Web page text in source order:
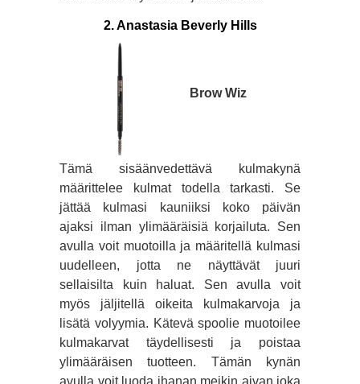
2. Anastasia Beverly Hills
Brow Wiz
Tämä sisäänvedettävä kulmakynä
määrittelee kulmat todella tarkasti. Se
jättää kulmasi kauniiksi koko päivän
ajaksi ilman ylimääräisiä korjailuta. Sen
avulla voit muotoilla ja määritellä kulmasi
uudelleen, jotta ne näyttävät juuri
sellaisilta kuin haluat. Sen avulla voit
myös jäljitellä oikeita kulmakarvoja ja
lisätä volyymia. Kätevä spoolie muotoilee
kulmakarvat täydellisesti ja poistaa
ylimääräisen tuotteen. Tämän kynän
avulla voit luoda ihanan meikin aivan joka